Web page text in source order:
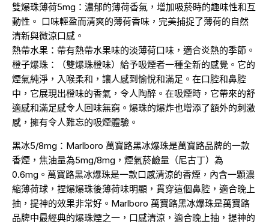
雙爆珠薄荷5mg：濃郁的薄荷香氣，增加吸菸時的趣味性和互
動性。 口味輕盈而清爽的薄荷香味，完美捕捉了薄荷的自然
清新與微涼口感。
熱帶水果：帶有熱帶水果味的淡薄荷口味，適合炎熱的季節。
橙子爆珠：（雙爆珠橙味）給予吸煙者一種全新的感覺。它的
煙氣純淨，入喉柔和，讓人感到愉悅和滿足。在口腔和鼻腔
中，它展現出橙味的香氣，令人陶醉。在吸煙時，它帶來的舒
適感和滿足感令人回味無窮。爆珠的爆炸也增添了額外的刺激
感，擁有令人難忘的吸煙體驗。
黑冰5/8mg：Marlboro 萬寶路黑冰爆珠是萬寶路品牌的一款
香煙，焦油量為5mg/8mg，煙氣菸鹼量（尼古丁）為
0.6mg。萬寶路黑冰爆珠是一款口感清涼的香煙，內含一顆濃
縮薄荷球，捏爆爆珠後薄荷味明顯，貫穿這個鼻腔，適合晚上
抽，提神的效果非常好。Marlboro 萬寶路黑冰爆珠是萬寶路
品牌中最經典的爆珠煙之一，口感清涼，適合晚上抽，提神的